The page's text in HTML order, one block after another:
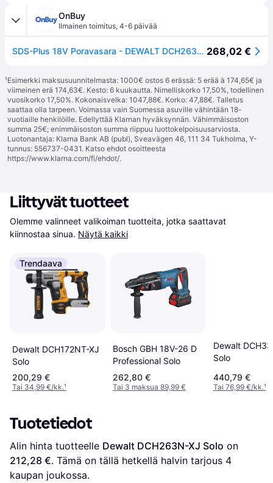
OnBuy
Ilmainen toimitus, 4-6 päivää
SDS-Plus 18V Poravasara - DEWALT DCH263N - Ilman akkua oleva malli 268,02 €
¹Esimerkki maksusuunnitelmasta: 1000€ ostos 6 erässä: 5 erää à 174,65€ ja
viimeinen erä 174,63€. Kesto: 6 kuukautta. Nimelliskorko 17,50%, todellinen
vuosikorko 17,50%. Kokonaisvelka: 1047,88€. Korko: 47,88€. Talletus
saattaa olla tarpeen. Voimassa vain Suomessa asuville vähintään 18-
vuotiaille henkilöille. Edellyttää Klarnan hyväksynnän. Vähimmäisoston
summa 25€; enimmäisoston summa riippuu luottokelpoisuusarviosta.
Luotonantaja: Klarna Bank AB (publ), Sveavägen 46, 111 34 Tukholma, Y-
tunnus: 556737-0431. Katso ehdot osoitteesta
https://www.klarna.com/fi/ehdot/.
Liittyvät tuotteet
Olemme valinneet valikoiman tuotteita, jotka saattavat
kiinnostaa sinua. Näytä kaikki
Trendaava
Dewalt DCH172NT-XJ
Solo
200,29 €
Tai 34,99 €/kk.¹
Bosch GBH 18V-26 D
Professional Solo
262,80 €
Tai 3 maksua 89,99 €
Dewalt
Solo
440,79 €
Tai 76,99 €/kk.¹
Tuotetiedot
Alin hinta tuotteelle Dewalt ‎DCH263N-XJ Solo
212,28 €. Tämä on tällä hetkellä halvin tarjous 4
kaupan joukossa.